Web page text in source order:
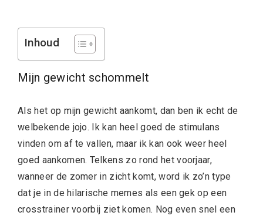
Inhoud
Mijn gewicht schommelt
Als het op mijn gewicht aankomt, dan ben ik echt de
welbekende jojo. Ik kan heel goed de stimulans
vinden om af te vallen, maar ik kan ook weer heel
goed aankomen. Telkens zo rond het voorjaar,
wanneer de zomer in zicht komt, word ik zo’n type
dat je in de hilarische memes als een gek op een
crosstrainer voorbij ziet komen. Nog even snel een